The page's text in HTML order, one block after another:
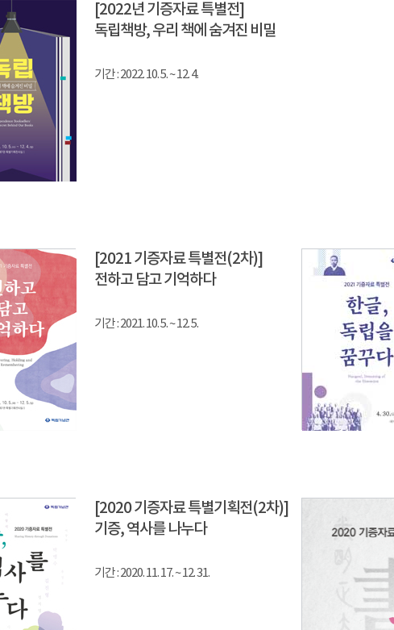
[2022년 기증자료 특별전]
독립책방, 우리 책에 숨겨진 비밀
기간 : 2022. 10. 5. ~ 12. 4.
[2021 기증자료 특별전(2차)]
전하고 담고 기억하다
기간 : 2021. 10. 5. ~ 12. 5.
[2020 기증자료 특별기획전(2차)]
기증, 역사를 나누다
기간 : 2020. 11. 17. ~ 12. 31.